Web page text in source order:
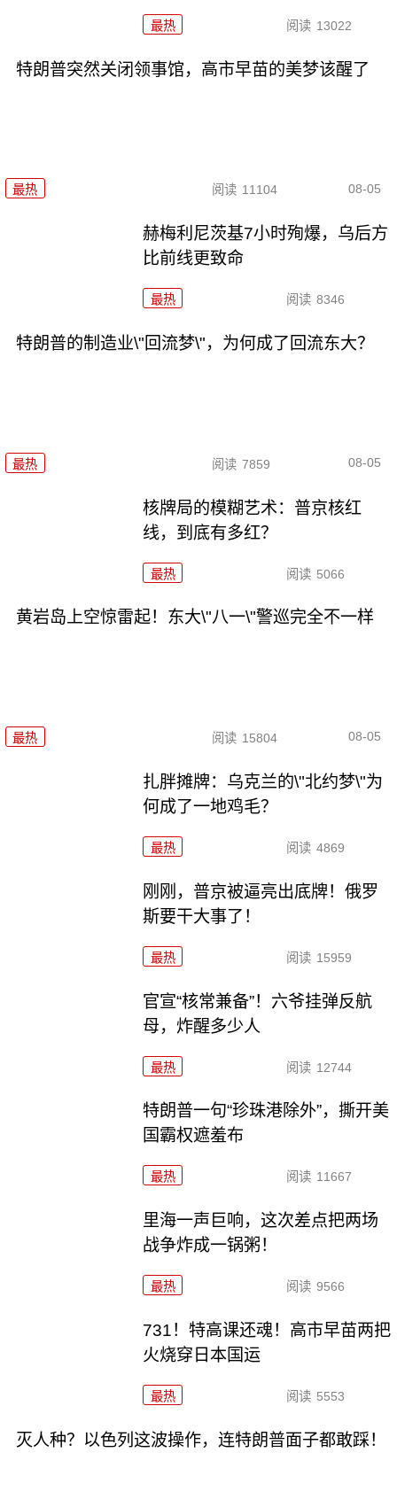
最热 阅读 13022
特朗普突然关闭领事馆，高市早苗的美梦该醒了
最热 阅读 11104 08-05
赫梅利尼茨基7小时殉爆，乌后方
比前线更致命
最热 阅读 8346
特朗普的制造业\"回流梦\"，为何成了回流东大？
最热 阅读 7859 08-05
核牌局的模糊艺术：普京核红
线，到底有多红？
最热 阅读 5066
黄岩岛上空惊雷起！东大\"八一\"警巡完全不一样
最热 阅读 15804 08-05
扎胖摊牌：乌克兰的\"北约梦\"为
何成了一地鸡毛？
最热 阅读 4869
刚刚，普京被逼亮出底牌！俄罗
斯要干大事了！
最热 阅读 15959
官宣“核常兼备”！六爷挂弹反航
母，炸醒多少人
最热 阅读 12744
特朗普一句“珍珠港除外”，撕开美
国霸权遮羞布
最热 阅读 11667
里海一声巨响，这次差点把两场
战争炸成一锅粥！
最热 阅读 9566
731！特高课还魂！高市早苗两把
火烧穿日本国运
最热 阅读 5553
灭人种？以色列这波操作，连特朗普面子都敢踩！